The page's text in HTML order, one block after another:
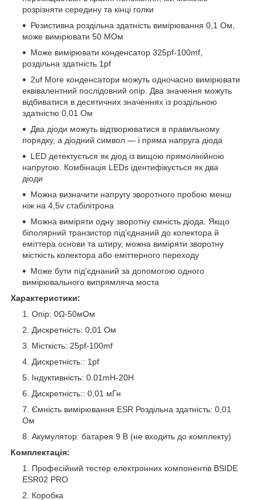
розрізняти середину та кінці голки
Резистивна роздільна здатність вимірювання 0,1 Ом,
може вимірювати 50 МОм
Може вимірювати конденсатор 325pf-100mf,
роздільна здатність 1pf
2uf More конденсатори можуть одночасно вимірювати
еквівалентний послідовний опір. Два значення можуть
відбиватися в десятичних значеннях із роздільною
здатністю 0,01 Ом
Два діоди можуть відтворюватися в правильному
порядку, а діодний символ — і пряма напруга діода
LED детектується як діод із вищою прямолінійною
напругою. Комбінація LEDs ідентифікується як два
діоди
Можна визначити напругу зворотного пробою менш
ніж на 4,5v стабілітрона
Можна виміряти одну зворотну ємність діода. Якщо
біполярний транзистор під'єднаний до колектора й
еміттера основи та штиру, можна виміряти зворотну
місткість колектора або еміттерного переходу
Може бути під'єднаний за допомогою одного
вимірювального випрямляча моста
Характеристики:
Опір: 0Ω-50мОм
Дискретність: 0,01 Ом
Місткість: 25pf-100mf
Дискретність:: 1pf
Індуктивність: 0.01mH-20H
Дискретність:: 0,01 мГн
Ємність вимірювання ESR Роздільна здатність: 0,01
Ом
Акумулятор: батарея 9 В (не входить до комплекту)
Комплектація:
Професійний тестер електронних компонентів BSIDE
ESR02 PRO
Коробка